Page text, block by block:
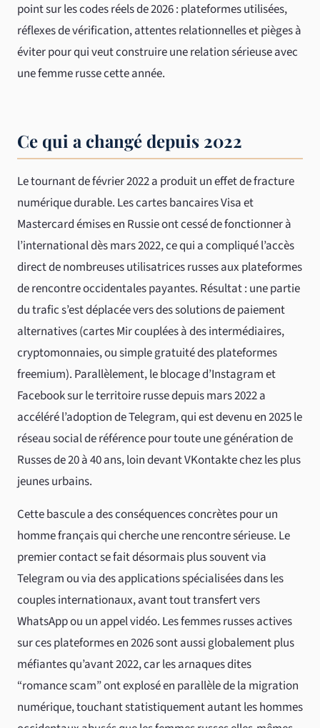
point sur les codes réels de 2026 : plateformes utilisées,
réflexes de vérification, attentes relationnelles et pièges à
éviter pour qui veut construire une relation sérieuse avec
une femme russe cette année.
Ce qui a changé depuis 2022
Le tournant de février 2022 a produit un effet de fracture
numérique durable. Les cartes bancaires Visa et
Mastercard émises en Russie ont cessé de fonctionner à
l’international dès mars 2022, ce qui a compliqué l’accès
direct de nombreuses utilisatrices russes aux plateformes
de rencontre occidentales payantes. Résultat : une partie
du trafic s’est déplacée vers des solutions de paiement
alternatives (cartes Mir couplées à des intermédiaires,
cryptomonnaies, ou simple gratuité des plateformes
freemium). Parallèlement, le blocage d’Instagram et
Facebook sur le territoire russe depuis mars 2022 a
accéléré l’adoption de Telegram, qui est devenu en 2025 le
réseau social de référence pour toute une génération de
Russes de 20 à 40 ans, loin devant VKontakte chez les plus
jeunes urbains.
Cette bascule a des conséquences concrètes pour un
homme français qui cherche une rencontre sérieuse. Le
premier contact se fait désormais plus souvent via
Telegram ou via des applications spécialisées dans les
couples internationaux, avant tout transfert vers
WhatsApp ou un appel vidéo. Les femmes russes actives
sur ces plateformes en 2026 sont aussi globalement plus
méfiantes qu’avant 2022, car les arnaques dites
“romance scam” ont explosé en parallèle de la migration
numérique, touchant statistiquement autant les hommes